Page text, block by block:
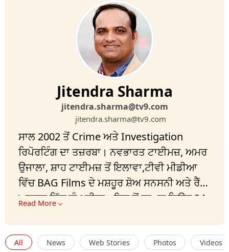
Jitendra Sharma
jitendra.sharma@tv9.com
jitendra.sharma@tv9.com
ਸਾਲ 2002 ਤੋਂ Crime ਅਤੇ Investigation
ਰਿਪੋਰਟਿੰਗ ਦਾ ਤਜ਼ਰਬਾ। ਨਵਭਾਰਤ ਟਾਈਮਜ਼, ਅਮਰ
ਉਜਾਲਾ, ਸ਼ਾਹ ਟਾਈਮਜ਼ ਤੋਂ ਇਲਾਵਾ,ਟੀਵੀ ਮੀਡੀਆ
ਵਿੱਚ BAG Films ਦੇ ਮਸ਼ਹੂਰ ਸ਼ੋਅ ਸਨਸਨੀ ਅਤੇ ਰੈੱਡ
ਅਲਰਟ ਵਿੱਚ ਕੰਮ ਕੀਤਾ। ਇਸ ਤੋਂ ਬਾਅਦ ਨਿਊਜ਼ 24,
ਭਾਰਤਵਰਸ਼ ਨਾਲ ਸਫਰ ਜਾਰੀ।
Read More
All News Web Stories Photos Videos